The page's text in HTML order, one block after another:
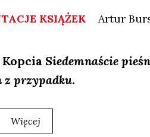
KSIĄŻEK Artur
Sie­dem­na­ście
z przy­pad­ku.
Więcej